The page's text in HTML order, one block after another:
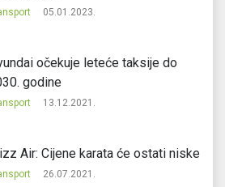
05.01.2023.
očekuje leteće taksije do
godine
13.12.2021.
Air: Cijene karata će ostati niske
26.07.2021.